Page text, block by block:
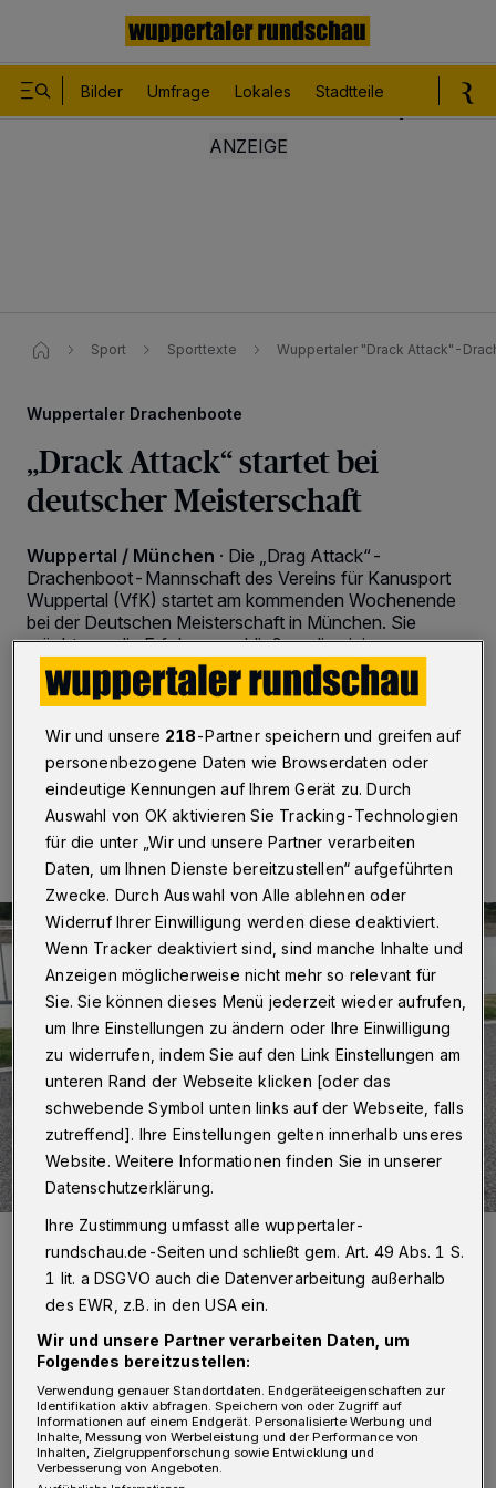
Bilder Umfrage Lokales Stadtteile
Sport Sporttexte Wuppertaler "Drack Attack"-
Wuppertaler Drachenboote
„Drack Attack“ startet bei
deutscher Meisterschaft
Wuppertal / München · Die „Drag Attack“-
Drachenboot-Mannschaft des Vereins für Kanusport
Wuppertal (VfK) startet am kommenden Wochenende
bei der Deutschen Meisterschaft in München. Sie
möchte an die Erfolge anschließen, die einige
Teammitglieder bei der jüngst stattgefundenen
Weltmeisterschaft in Racice (Tschechien) gefeiert
haben.
12.09.2022 , 18:34 Uhr
Die „Drag Attack“-Teammitglieder Nadine Tarrach, Angelika Martin,
André Schmidt und Beate Ludes (v.li.) bei der Drachenboot-
V on Freitag bis Montag (16. bis 19.
September 2022) ertönt auf der
Wir und unsere 218-Partner speichern und greifen auf
personenbezogene Daten wie Browserdaten oder
eindeutige Kennungen auf Ihrem Gerät zu. Durch
Auswahl von OK aktivieren Sie Tracking-Technologien
für die unter „Wir und unsere Partner verarbeiten
Daten, um Ihnen Dienste bereitzustellen“ aufgeführten
Zwecke. Durch Auswahl von Alle ablehnen oder
Widerruf Ihrer Einwilligung werden diese deaktiviert.
Wenn Tracker deaktiviert sind, sind manche Inhalte und
Anzeigen möglicherweise nicht mehr so relevant für
Sie. Sie können dieses Menü jederzeit wieder aufrufen,
um Ihre Einstellungen zu ändern oder Ihre Einwilligung
zu widerrufen, indem Sie auf den Link Einstellungen am
unteren Rand der Webseite klicken [oder das
schwebende Symbol unten links auf der Webseite, falls
zutreffend]. Ihre Einstellungen gelten innerhalb unseres
Website. Weitere Informationen finden Sie in unserer
Datenschutzerklärung.
Ihre Zustimmung umfasst alle wuppertaler-
rundschau.de-Seiten und schließt gem. Art. 49 Abs. 1 S.
1 lit. a DSGVO auch die Datenverarbeitung außerhalb
des EWR, z.B. in den USA ein.
Wir und unsere Partner verarbeiten Daten, um
Folgendes bereitzustellen:
Verwendung genauer Standortdaten. Endgeräteeigenschaften zur
Identifikation aktiv abfragen. Speichern von oder Zugriff auf
Informationen auf einem Endgerät. Personalisierte Werbung und
Inhalte, Messung von Werbeleistung und der Performance von
Inhalten, Zielgruppenforschung sowie Entwicklung und
Verbesserung von Angeboten.